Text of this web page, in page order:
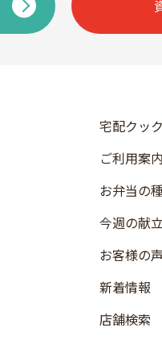
宅配クッ
ご利用案内
お弁当の
今週の献
お客様の声
新着情報
店舗検索